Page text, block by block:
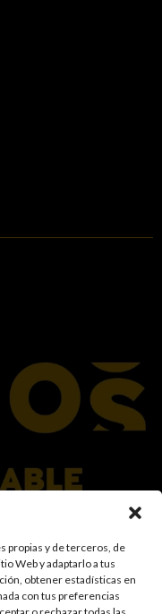
propias y de terceros, de
Web y adaptarlo a tus
obtener estadísticas en
con tus preferencias
hacia el juego,
para nuestros clientes y
sea siempre diversión y
problemas económicos
de 18 años y a las